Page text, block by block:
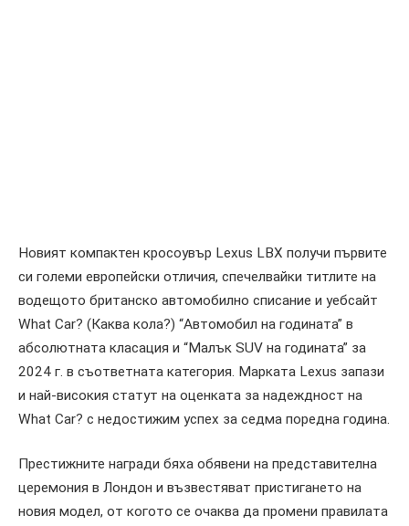
Новият компактен кросоувър Lexus LBX получи първите
си големи европейски отличия, спечелвайки титлите на
водещото британско автомобилно списание и уебсайт
What Car? (Каква кола?) “Автомобил на годината” в
абсолютната класация и “Малък SUV на годината” за
2024 г. в съответната категория. Марката Lexus запази
и най-високия статут на оценката за надеждност на
What Car? с недостижим успех за седма поредна година.
Престижните награди бяха обявени на представителна
церемония в Лондон и възвестяват пристигането на
новия модел, от когото се очаква да промени правилата